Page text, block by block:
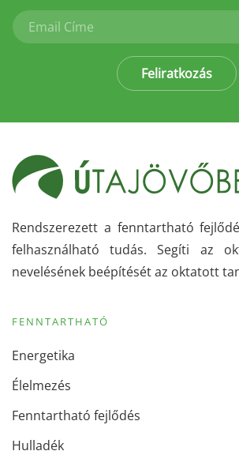
Feliratkozás
Rendszerezett a fenntartható
felhasználható tudás. Segíti az
nevelésének beépítését az oktatott
FENNTARTHATÓ
Energetika
Élelmezés
Fenntartható fejlődés
Hulladék